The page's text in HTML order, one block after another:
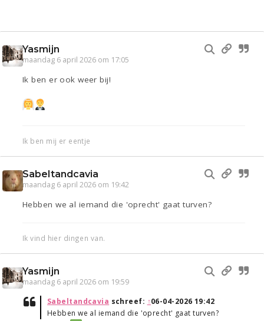
Yasmijn
maandag 6 april 2026 om 17:05
Ik ben er ook weer bij!
Ik ben mij er eentje
Sabeltandcavia
maandag 6 april 2026 om 19:42
Hebben we al iemand die 'oprecht' gaat turven?
Ik vind hier dingen van.
Yasmijn
maandag 6 april 2026 om 19:59
Sabeltandcavia schreef: ↑06-04-2026 19:42
Hebben we al iemand die 'oprecht' gaat turven?